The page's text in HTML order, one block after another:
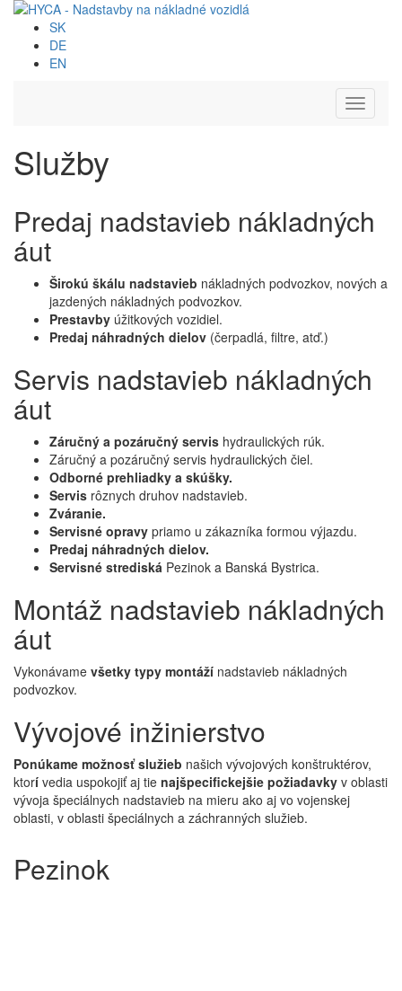
SK
DE
EN
Toggle
Služby
Predaj nadstavieb nákladných
áut
Širokú škálu nadstavieb nákladných podvozkov, nových a
jazdených nákladných podvozkov.
Prestavby úžitkových vozidiel.
Predaj náhradných dielov (čerpadlá, filtre, atď.)
Servis nadstavieb nákladných
áut
Záručný a pozáručný servis hydraulických rúk.
Záručný a pozáručný servis hydraulických čiel.
Odborné prehliadky a skúšky.
Servis rôznych druhov nadstavieb.
Zváranie.
Servisné opravy priamo u zákazníka formou výjazdu.
Predaj náhradných dielov.
Servisné strediská Pezinok a Banská Bystrica.
Montáž nadstavieb nákladných
áut
Vykonávame všetky typy montáží nadstavieb nákladných
podvozkov.
Vývojové inžinierstvo
Ponúkame možnosť služieb našich vývojových konštruktérov,
ktorí vedia uspokojiť aj tie najšpecifickejšie požiadavky v oblasti
vývoja špeciálnych nadstavieb na mieru ako aj vo vojenskej
oblasti, v oblasti špeciálnych a záchranných služieb.
Pezinok